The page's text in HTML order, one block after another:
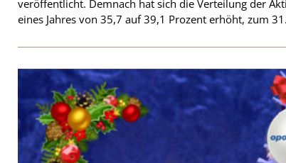
veröffentlicht. Demnach hat sich die Verteilung der
eines Jahres von 35,7 auf 39,1 Prozent erhöht, zum